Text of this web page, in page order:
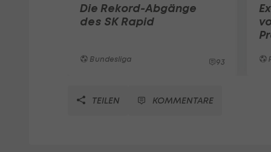
Die Rekord-Abgänge
des SK Rapid
Bundesliga 93
TEILEN KOMMENTARE